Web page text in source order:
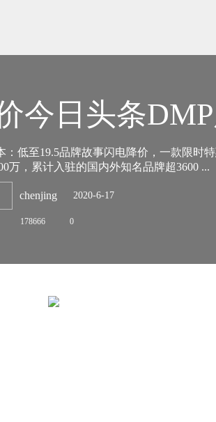
今日头条
低至19.5品牌故事闪电降价，一款限时
万，累计入驻的国内外知名品牌超3600 ...
chenjing 2020-6-17
178666 0